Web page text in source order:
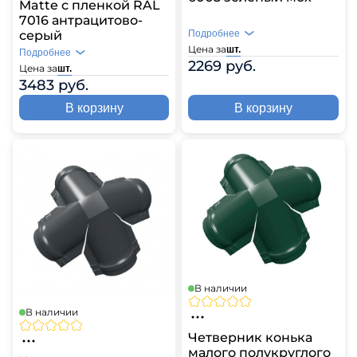
Matte с пленкой RAL
7016 антрацитово-
серый
Цена зашт.
3483 руб.
Подробнее
В корзину
Цена зашт.
2269 руб.
Подробнее
В корзину
В наличии
В наличии
Четверник конька
малого полукруглого